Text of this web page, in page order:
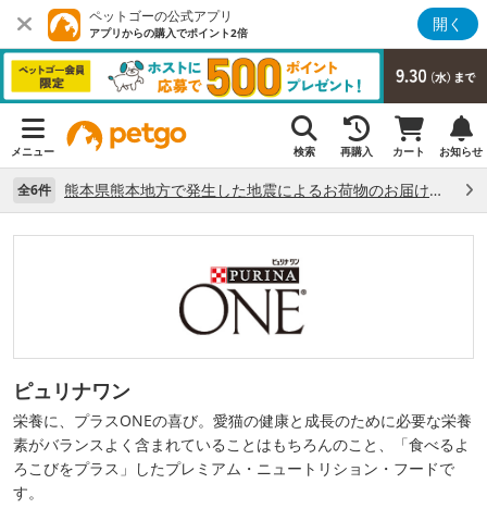
ペットゴーの公式アプリ
アプリからの購入でポイント2倍 開く
メニュー 検索 再購入 カート お知らせ
全6件 熊本県熊本地方で発生した地震によるお荷物のお届け状況について （7/28）
ピュリナワン
栄養に、プラスONEの喜び。愛猫の健康と成長のために必要な栄養
素がバランスよく含まれていることはもちろんのこと、「食べるよ
ろこびをプラス」したプレミアム・ニュートリション・フードで
す。